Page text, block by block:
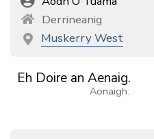
Derrineanig
Muskerry West
Eh Doire an Aenaig.
Aonaigh.